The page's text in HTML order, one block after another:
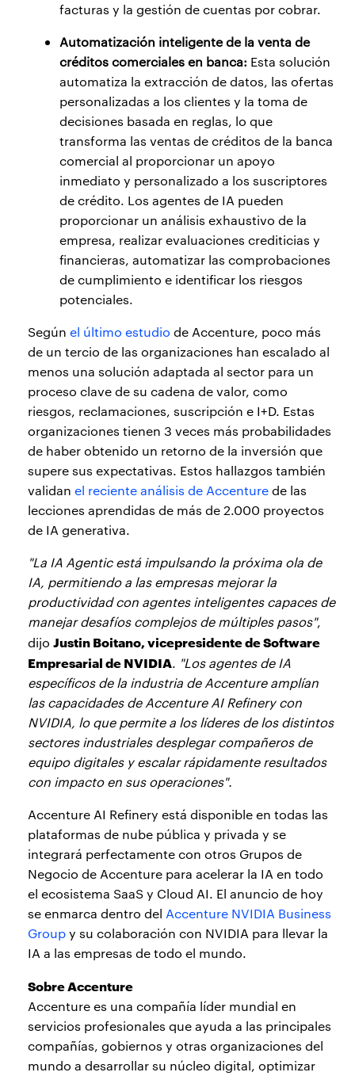
facturas y la gestión de cuentas por cobrar.
Automatización inteligente de la venta de
créditos comerciales en banca: Esta solución
automatiza la extracción de datos, las ofertas
personalizadas a los clientes y la toma de
decisiones basada en reglas, lo que
transforma las ventas de créditos de la banca
comercial al proporcionar un apoyo
inmediato y personalizado a los suscriptores
de crédito. Los agentes de IA pueden
proporcionar un análisis exhaustivo de la
empresa, realizar evaluaciones crediticias y
financieras, automatizar las comprobaciones
de cumplimiento e identificar los riesgos
potenciales.
Según el último estudio de Accenture, poco más
de un tercio de las organizaciones han escalado al
menos una solución adaptada al sector para un
proceso clave de su cadena de valor, como
riesgos, reclamaciones, suscripción e I+D. Estas
organizaciones tienen 3 veces más probabilidades
de haber obtenido un retorno de la inversión que
supere sus expectativas. Estos hallazgos también
validan el reciente análisis de Accenturede las
lecciones aprendidas de más de 2.000 proyectos
de IA generativa.
"La IA Agentic está impulsando la próxima ola de
IA, permitiendo a las empresas mejorar la
productividad con agentes inteligentes capaces de
manejar desafíos complejos de múltiples pasos",
dijo Justin Boitano, vicepresidente de Software
Empresarial de NVIDIA. "Los agentes de IA
específicos de la industria de Accenture amplían
las capacidades de Accenture AI Refinery con
NVIDIA, lo que permite a los líderes de los distintos
sectores industriales desplegar compañeros de
equipo digitales y escalar rápidamente resultados
con impacto en sus operaciones".
Accenture AI Refinery está disponible en todas las
plataformas de nube pública y privada y se
integrará perfectamente con otros Grupos de
Negocio de Accenture para acelerar la IA en todo
el ecosistema SaaS y Cloud AI. El anuncio de hoy
se enmarca dentro del Accenture NVIDIA Business
Groupy su colaboración con NVIDIA para llevar la
IA a las empresas de todo el mundo.
Sobre Accenture
Accenture es una compañía líder mundial en
servicios profesionales que ayuda a las principales
compañías, gobiernos y otras organizaciones del
mundo a desarrollar su núcleo digital, optimizar